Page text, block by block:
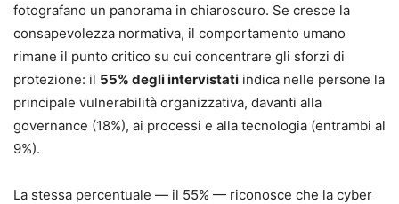
fotografano un panorama in chiaroscuro. Se cresce la
consapevolezza normativa, il comportamento umano
rimane il punto critico su cui concentrare gli sforzi di
protezione: il 55% degli intervistati indica nelle persone la
principale vulnerabilità organizzativa, davanti alla
governance (18%), ai processi e alla tecnologia (entrambi al
9%).
La stessa percentuale — il 55% — riconosce che la cyber